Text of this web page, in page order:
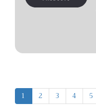
1 2 3 4 5